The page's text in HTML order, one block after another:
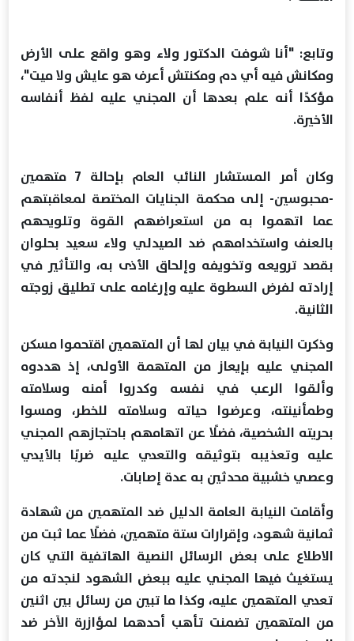
وتابع: "أنا شوفت الدكتور ولاء وهو واقع على الأرض
ومكانش فيه أي دم ومكنتش أعرف هو عايش ولا ميت"،
مؤكدًا أنه علم بعدها أن المجني عليه لفظ أنفاسه
الأخيرة.
وكان أمر المستشار النائب العام بإحالة 7 متهمين
-محبوسين- إلى محكمة الجنايات المختصة لمعاقبتهم
عما اتهموا به من استعراضهم القوة وتلويحهم
بالعنف واستخدامهم ضد الصيدلي ولاء سعيد بحلوان
بقصد ترويعه وتخويفه وإلحاق الأذى به، والتأثير في
إرادته لفرض السطوة عليه وإرغامه على تطليق زوجته
الثانية.
وذكرت النيابة في بيان لها أن المتهمين اقتحموا مسكن
المجني عليه بإيعاز من المتهمة الأولى، إذ هددوه
وألقوا الرعب في نفسه وكدروا أمنه وسلامته
وطمأنينته، وعرضوا حياته وسلامته للخطر، ومسوا
بحريته الشخصية، فضلًا عن اتهامهم باحتجازهم المجني
عليه وتعذيبه بتوثيقه والتعدي عليه ضربًا بالأيدي
وعصي خشبية محدثين به عدة إصابات.
وأقامت النيابة العامة الدليل ضد المتهمين من شهادة
ثمانية شهود، وإقرارات ستة متهمين، فضلًا عما ثبت من
الاطلاع على بعض الرسائل النصية الهاتفية التي كان
يستغيث فيها المجني عليه ببعض الشهود لنجدته من
تعدي المتهمين عليه، وكذا ما تبين من رسائل بين اثنين
من المتهمين تضمنت تأهب أحدهما لمؤازرة الآخر ضد